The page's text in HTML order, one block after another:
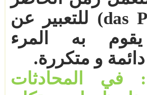
das) للتعبير عن
به المرء
و متكررة.
: في المحادثات